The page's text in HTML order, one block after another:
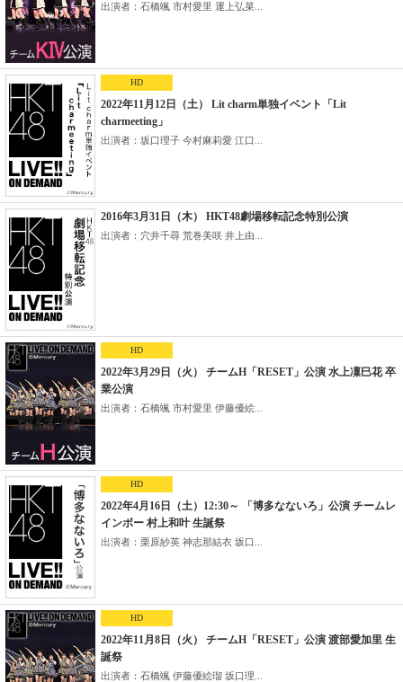
出演者：石橋颯 市村愛里 運上弘菜...
HD
2022年11月12日（土） Lit charm単独イベント「Lit
charmeeting」
出演者：坂口理子 今村麻莉愛 江口...
2016年3月31日（木） HKT48劇場移転記念特別公演
出演者：穴井千尋 荒巻美咲 井上由...
HD
2022年3月29日（火） チームH「RESET」公演 水上凜巳花 卒
業公演
出演者：石橋颯 市村愛里 伊藤優絵...
HD
2022年4月16日（土）12:30～ 「博多なないろ」公演 チームレ
インボー 村上和叶 生誕祭
出演者：栗原紗英 神志那結衣 坂口...
HD
2022年11月8日（火） チームH「RESET」公演 渡部愛加里 生
誕祭
出演者：石橋颯 伊藤優絵瑠 坂口理...